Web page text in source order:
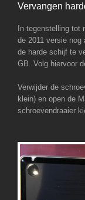
Vervangen
In tegenstelling tot
de 2011 versie
de harde schijf te
GB. Volg hiervoor
Verwijder de
klein) en open de
schroevendraaier